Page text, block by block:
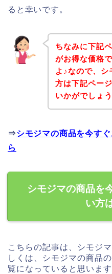
ると幸いです。
ちなみに下記
がお得な価格
よ♪なので、シ
方は下記ペー
いかがでしょ
⇒シモジマの商品を今す
ら
シモジマの商品を
い方
こちらの記事は、シモジ
しくは、シモジマの商品
覧になっていると思います